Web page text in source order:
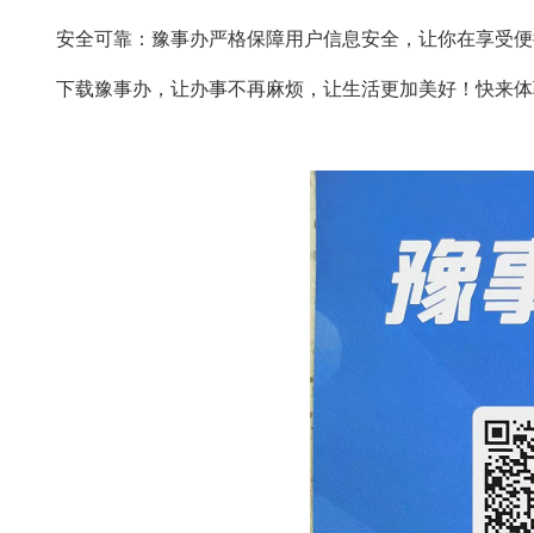
安全可靠：豫事办严格保障用户信息安全，让你在享受
下载豫事办，让办事不再麻烦，让生活更加美好！快来